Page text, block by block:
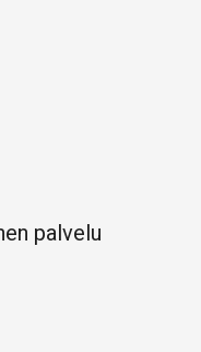
palvelu